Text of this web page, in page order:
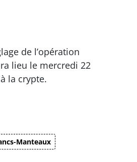
de l’opération
lieu le mercredi 22
la crypte.
Manteaux